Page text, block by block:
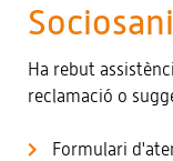
Ha rebut
reclamació o
Formulari